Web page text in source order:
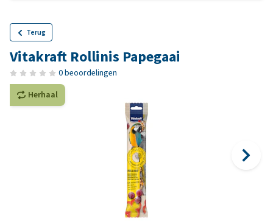
Terug
Vitakraft Rollinis Papegaai
0 beoordelingen
Herhaal